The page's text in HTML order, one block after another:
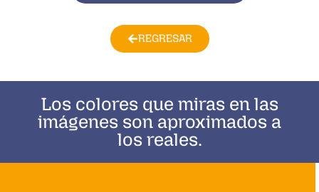
REGRESAR
Los colores que miras en las
imágenes son aproximados a
los reales.